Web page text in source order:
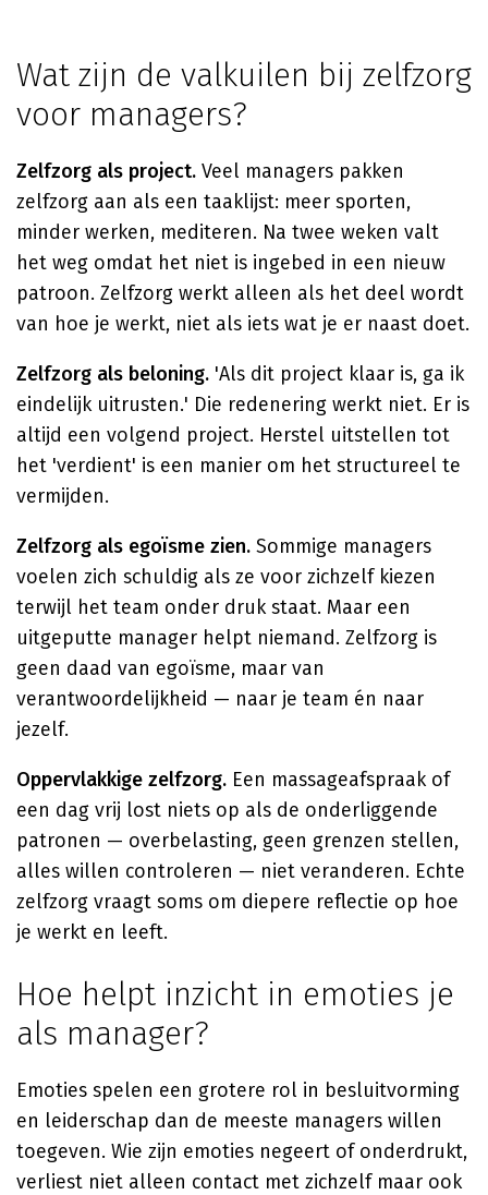
Wat zijn de valkuilen bij zelfzorg
voor managers?
Zelfzorg als project. Veel managers pakken
zelfzorg aan als een taaklijst: meer sporten,
minder werken, mediteren. Na twee weken valt
het weg omdat het niet is ingebed in een nieuw
patroon. Zelfzorg werkt alleen als het deel wordt
van hoe je werkt, niet als iets wat je er naast doet.
Zelfzorg als beloning. 'Als dit project klaar is, ga ik
eindelijk uitrusten.' Die redenering werkt niet. Er is
altijd een volgend project. Herstel uitstellen tot
het 'verdient' is een manier om het structureel te
vermijden.
Zelfzorg als egoïsme zien. Sommige managers
voelen zich schuldig als ze voor zichzelf kiezen
terwijl het team onder druk staat. Maar een
uitgeputte manager helpt niemand. Zelfzorg is
geen daad van egoïsme, maar van
verantwoordelijkheid — naar je team én naar
jezelf.
Oppervlakkige zelfzorg. Een massageafspraak of
een dag vrij lost niets op als de onderliggende
patronen — overbelasting, geen grenzen stellen,
alles willen controleren — niet veranderen. Echte
zelfzorg vraagt soms om diepere reflectie op hoe
je werkt en leeft.
Hoe helpt inzicht in emoties je
als manager?
Emoties spelen een grotere rol in besluitvorming
en leiderschap dan de meeste managers willen
toegeven. Wie zijn emoties negeert of onderdrukt,
verliest niet alleen contact met zichzelf maar ook